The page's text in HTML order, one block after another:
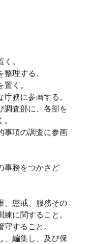
。
理する。
く。
務に参画する。
調査部に、各部を
事項の調査に参画
事務をつかさど
、懲戒、服務その
に関すること。
すること。
、編集し、及び保